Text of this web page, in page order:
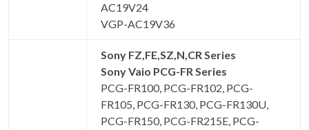
AC19V24
VGP-AC19V36
Sony FZ,FE,SZ,N,CR Series
Sony Vaio PCG-FR Series
PCG-FR100, PCG-FR102, PCG-
FR105, PCG-FR130, PCG-FR130U,
PCG-FR150, PCG-FR215E, PCG-